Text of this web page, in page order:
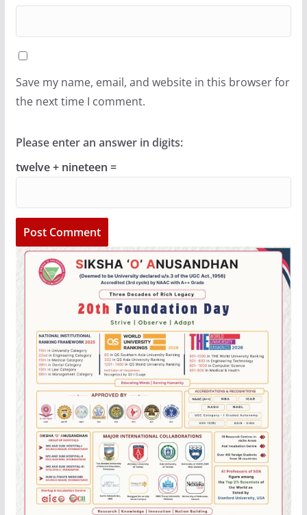
Save my name, email, and website in this browser for
the next time I comment.
Please enter an answer in digits:
twelve + nineteen =